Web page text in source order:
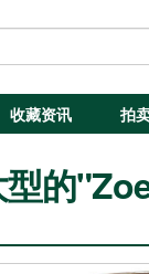
收藏资讯 拍
型的